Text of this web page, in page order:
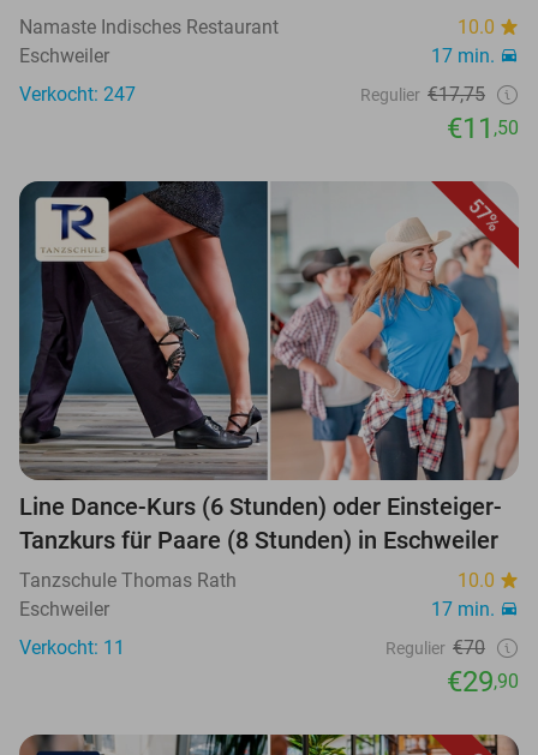
Namaste Indisches Restaurant
10.0
Eschweiler
17 min.
Verkocht: 247
Regulier €17,75
€11 ,50
57%
Line Dance-Kurs (6 Stunden) oder Einsteiger-
Tanzkurs für Paare (8 Stunden) in Eschweiler
Tanzschule Thomas Rath
10.0
Eschweiler
17 min.
Verkocht: 11
Regulier €70
€29,90